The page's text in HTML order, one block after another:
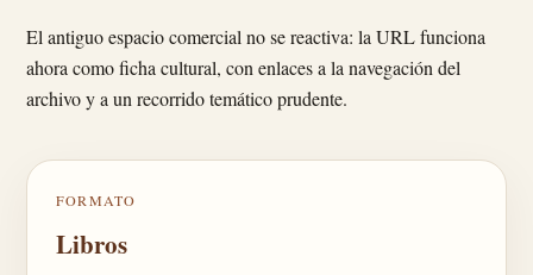
El antiguo espacio comercial no se reactiva: la URL funciona
ahora como ficha cultural, con enlaces a la navegación del
archivo y a un recorrido temático prudente.
FORMATO
Libros